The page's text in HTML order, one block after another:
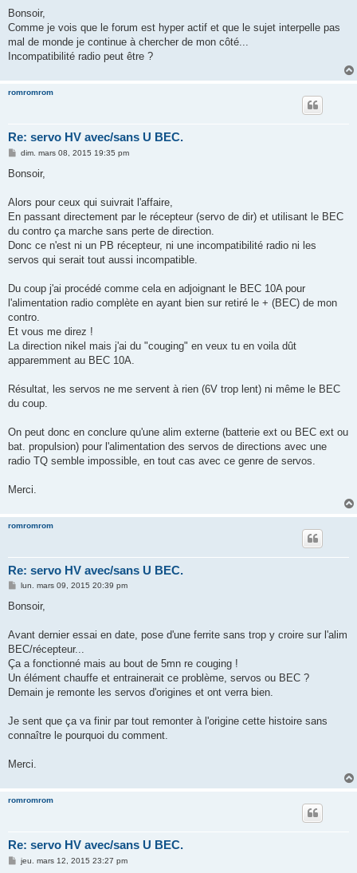
s
a
g
Bonsoir,
Comme je vois que le forum est hyper actif et que le sujet interpelle pas
mal de monde je continue à chercher de mon côté...
Incompatibilité radio peut être ?
romromrom
Re: servo HV avec/sans U BEC.
M
s
g
dim. mars 08, 2015 19:35 pm
Bonsoir,
Alors pour ceux qui suivrait l'affaire,
En passant directement par le récepteur (servo de dir) et utilisant le BEC
du contro ça marche sans perte de direction.
Donc ce n'est ni un PB récepteur, ni une incompatibilité radio ni les
servos qui serait tout aussi incompatible.
Du coup j'ai procédé comme cela en adjoignant le BEC 10A pour
l'alimentation radio complète en ayant bien sur retiré le + (BEC) de mon
contro.
Et vous me direz !
La direction nikel mais j'ai du "couging" en veux tu en voila dût
apparemment au BEC 10A.
Résultat, les servos ne me servent à rien (6V trop lent) ni même le BEC
du coup.
On peut donc en conclure qu'une alim externe (batterie ext ou BEC ext ou
bat. propulsion) pour l'alimentation des servos de directions avec une
radio TQ semble impossible, en tout cas avec ce genre de servos.
Merci.
romromrom
Re: servo HV avec/sans U BEC.
M
s
g
lun. mars 09, 2015 20:39 pm
Bonsoir,
Avant dernier essai en date, pose d'une ferrite sans trop y croire sur l'alim
BEC/récepteur...
Ça a fonctionné mais au bout de 5mn re couging !
Un élément chauffe et entrainerait ce problème, servos ou BEC ?
Demain je remonte les servos d'origines et ont verra bien.
Je sent que ça va finir par tout remonter à l'origine cette histoire sans
connaître le pourquoi du comment.
Merci.
romromrom
Re: servo HV avec/sans U BEC.
Mjeu. mars 12, 2015 23:27 pm